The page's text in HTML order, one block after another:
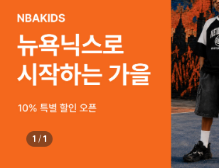
고객센터 1544-5336(평일 09:00~ 18:00 토/일/공휴일 휴무)
1 / 1